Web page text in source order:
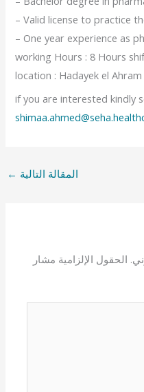
– Valid license to practice
– One year experience as
working Hours : 8 Hours
location : Hadayek el
if you are interested kindly
المقالة التالية ←
الحقول الإلزامية مشار